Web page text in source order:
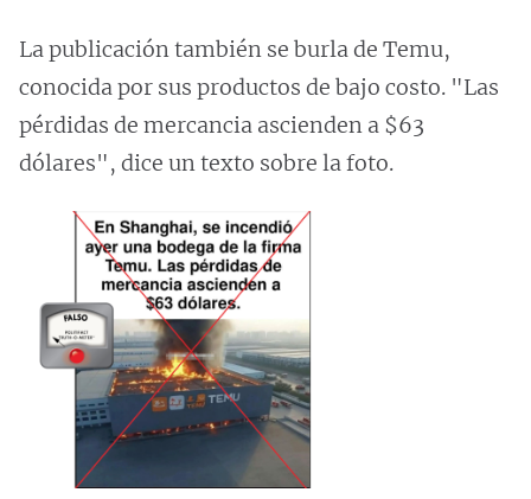
La publicación también se burla de Temu,
conocida por sus productos de bajo costo. "Las
pérdidas de mercancia ascienden a $63
dólares", dice un texto sobre la foto.